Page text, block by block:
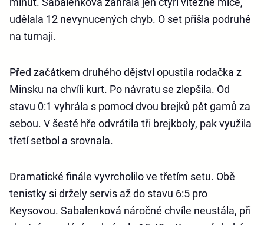
udělala 12 nevynucených chyb. O set přišla podruhé
na turnaji.
Před začátkem druhého dějství opustila rodačka z
Minsku na chvíli kurt. Po návratu se zlepšila. Od
stavu 0:1 vyhrála s pomocí dvou brejků pět gamů za
sebou. V šesté hře odvrátila tři brejkboly, pak využila
třetí setbol a srovnala.
Dramatické finále vyvrcholilo ve třetím setu. Obě
tenistky si držely servis až do stavu 6:5 pro
Keysovou. Sabalenková náročné chvíle neustála, při